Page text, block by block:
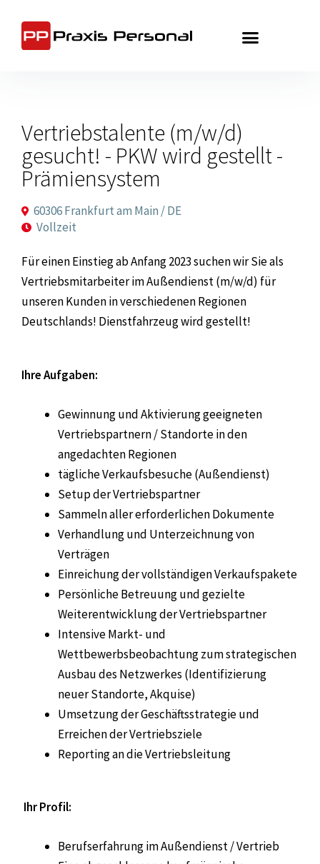
Inhalt
springen
Vertriebstalente (m/w/d)
gesucht! - PKW wird gestellt -
Prämiensystem
60306 Frankfurt am Main / DE
Vollzeit
Für einen Einstieg ab Anfang 2023 suchen wir Sie als
Vertriebsmitarbeiter im Außendienst (m/w/d) für
unseren Kunden in verschiedenen Regionen
Deutschlands! Dienstfahrzeug wird gestellt!
Ihre Aufgaben:
Gewinnung und Aktivierung geeigneten
Vertriebspartnern / Standorte in den
angedachten Regionen
tägliche Verkaufsbesuche (Außendienst)
Setup der Vertriebspartner
Sammeln aller erforderlichen Dokumente
Verhandlung und Unterzeichnung von
Verträgen
Einreichung der vollständigen Verkaufspakete
Persönliche Betreuung und gezielte
Weiterentwicklung der Vertriebspartner
Intensive Markt- und
Wettbewerbsbeobachtung zum strategischen
Ausbau des Netzwerkes (Identifizierung
neuer Standorte, Akquise)
Umsetzung der Geschäftsstrategie und
Erreichen der Vertriebsziele
Reporting an die Vertriebsleitung
Ihr Profil:
Berufserfahrung im Außendienst / Vertrieb